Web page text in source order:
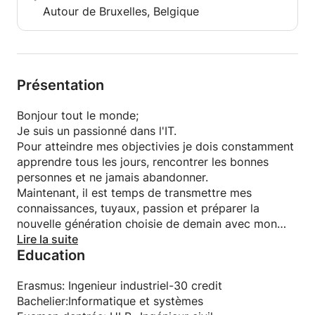
étudiants concernés.
Nhésitez pas à me contacter pour plus d'
informations sur mon progamme:
Autour de Bruxelles, Belgique
Présentation
Bonjour tout le monde;
Je suis un passionné dans l'IT.
Pour atteindre mes objectivies je dois constamment
apprendre tous les jours, rencontrer les bonnes
personnes et ne jamais abandonner.
Maintenant, il est temps de transmettre mes
connaissances, tuyaux, passion et préparer la
nouvelle génération choisie de demain avec mon
coaching en science informatiques
Lire la suite
Education
Erasmus: Ingenieur industriel-30 credit
Bachelier:Informatique et systèmes